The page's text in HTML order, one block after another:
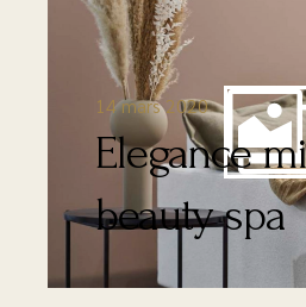
14 mars 2020
Elegance
beauty spa